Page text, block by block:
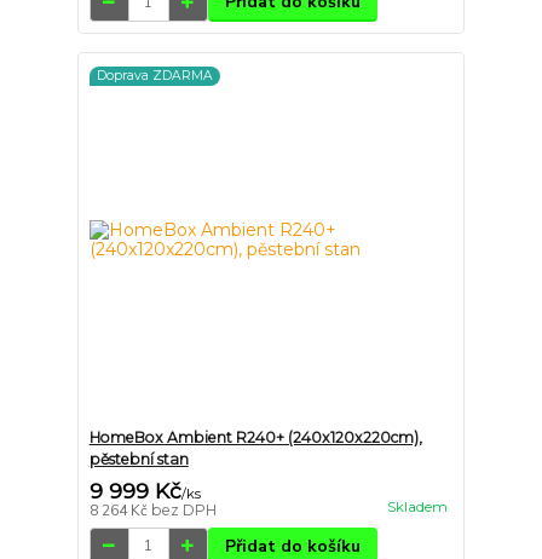
Doprava ZDARMA
HomeBox Ambient R240+ (240x120x220cm),
pěstební stan
9 999 Kč/ks
8 264 Kč bez DPH Skladem
Přidat do košíku